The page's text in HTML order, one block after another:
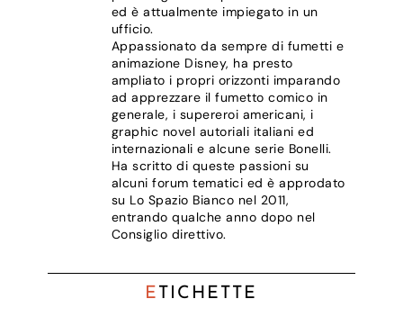
ed è attualmente impiegato in un
ufficio.
Appassionato da sempre di fumetti e
animazione Disney, ha presto
ampliato i propri orizzonti imparando
ad apprezzare il fumetto comico in
generale, i supereroi americani, i
graphic novel autoriali italiani ed
internazionali e alcune serie Bonelli.
Ha scritto di queste passioni su
alcuni forum tematici ed è approdato
su Lo Spazio Bianco nel 2011,
entrando qualche anno dopo nel
Consiglio direttivo.
E TICHETTE